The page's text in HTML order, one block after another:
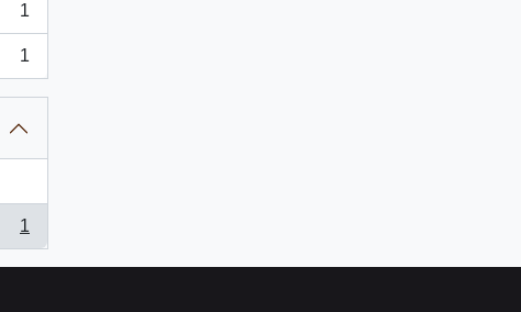
1
1
1